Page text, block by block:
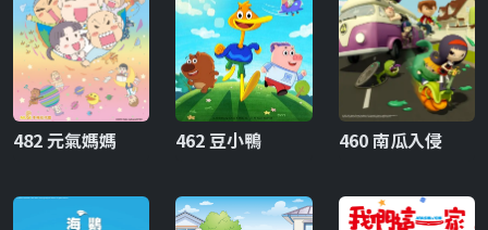
482 元氣媽媽 462 豆小鴨 460 南瓜入侵